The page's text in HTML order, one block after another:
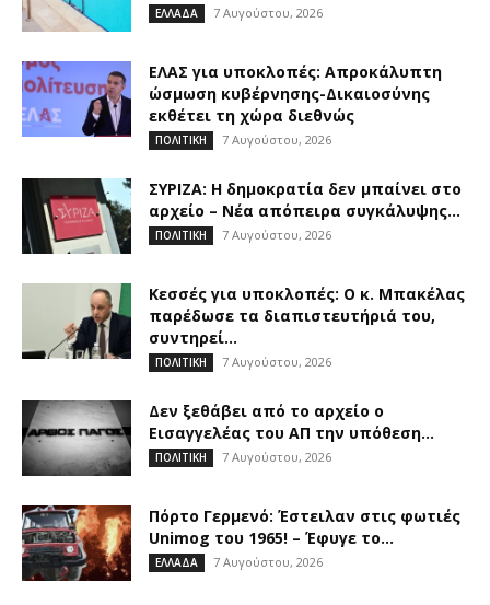
ΕΛΛΑΔΑ 7 Αυγούστου, 2026
ΕΛΑΣ για υποκλοπές: Απροκάλυπτη
ώσμωση κυβέρνησης-Δικαιοσύνης
εκθέτει τη χώρα διεθνώς
ΠΟΛΙΤΙΚΗ 7 Αυγούστου, 2026
ΣΥΡΙΖΑ: Η δημοκρατία δεν μπαίνει στο
αρχείο – Νέα απόπειρα συγκάλυψης...
ΠΟΛΙΤΙΚΗ 7 Αυγούστου, 2026
Κεσσές για υποκλοπές: Ο κ. Μπακέλας
παρέδωσε τα διαπιστευτήριά του,
συντηρεί...
ΠΟΛΙΤΙΚΗ 7 Αυγούστου, 2026
Δεν ξεθάβει από το αρχείο ο
Εισαγγελέας του ΑΠ την υπόθεση...
ΠΟΛΙΤΙΚΗ 7 Αυγούστου, 2026
Πόρτο Γερμενό: Έστειλαν στις φωτιές
Unimog του 1965! – Έφυγε το...
ΕΛΛΑΔΑ 7 Αυγούστου, 2026